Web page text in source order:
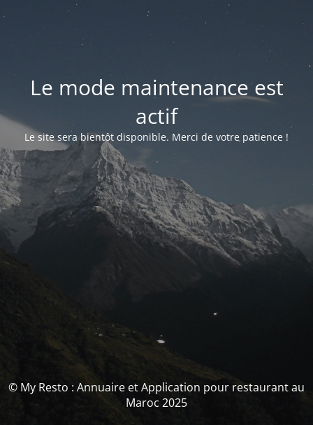
Le mode maintenance est
actif
Le site sera bientôt disponible. Merci de votre patience !
© My Resto : Annuaire et Application pour restaurant au
Maroc 2025